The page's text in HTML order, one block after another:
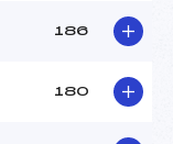
186
180